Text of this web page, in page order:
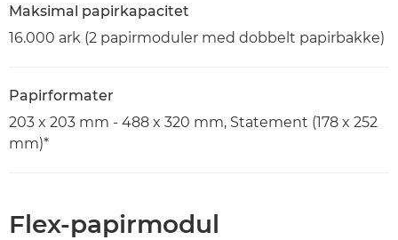
Maksimal papirkapacitet
16.000 ark (2 papirmoduler med dobbelt papirbakke)
Papirformater
203 x 203 mm - 488 x 320 mm, Statement (178 x 252
mm)*
Flex-papirmodul